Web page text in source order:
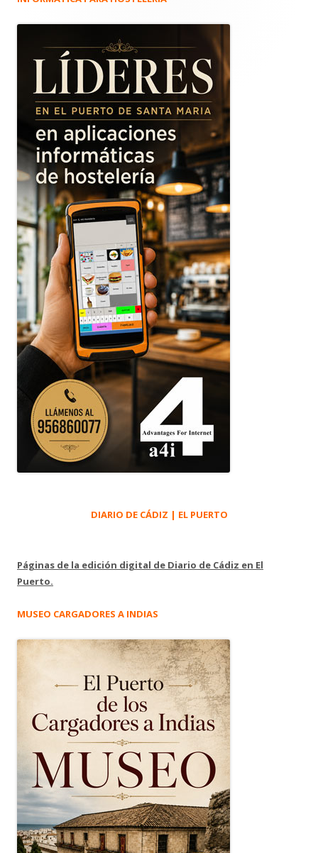
Barra
principal
DIARIO DE CÁDIZ | EL PUERTO
Páginas de la edición digital de Diario de Cádiz en El
Puerto.
MUSEO CARGADORES A INDIAS